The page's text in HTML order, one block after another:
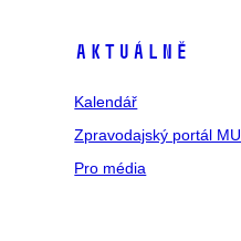
Aktuálně
Kalendář
Zpravodajský portál MU
Pro média